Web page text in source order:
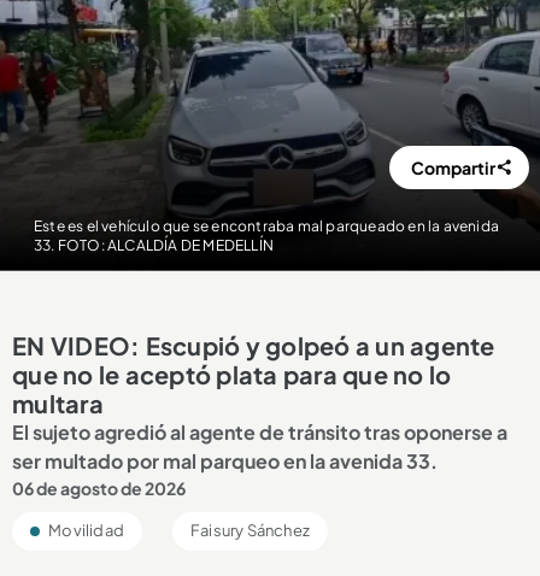
Este es el vehículo que se encontraba mal parqueado en la avenida
33. FOTO: ALCALDÍA DE MEDELLÍN
Compartir
EN VIDEO: Escupió y golpeó a un agente
que no le aceptó plata para que no lo
multara
El sujeto agredió al agente de tránsito tras oponerse a
ser multado por mal parqueo en la avenida 33.
06 de agosto de 2026
Movilidad Faisury Sánchez